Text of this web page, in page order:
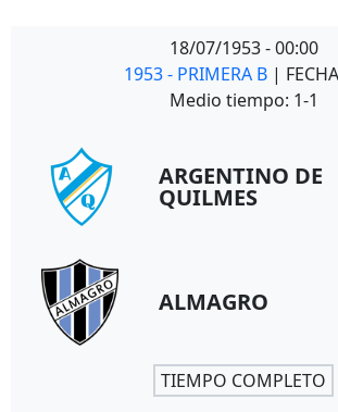
18/07/1953 - 00:00
1953 - PRIMERA B |
Medio tiempo: 1-1
ARGENTINO DE
QUILMES
ALMAGRO
TIEMPO COMPLETO